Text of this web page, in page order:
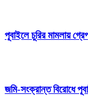
পূবাইলে চুরির মামলায়
জমি-সংক্রান্ত বিরোধে